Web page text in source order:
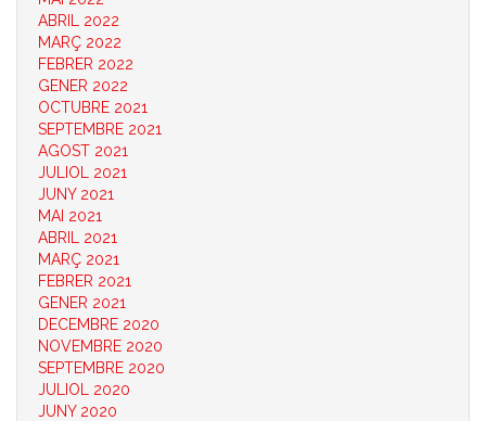
ABRIL 2022
MARÇ 2022
FEBRER 2022
GENER 2022
OCTUBRE 2021
SEPTEMBRE 2021
AGOST 2021
JULIOL 2021
JUNY 2021
MAI 2021
ABRIL 2021
MARÇ 2021
FEBRER 2021
GENER 2021
DECEMBRE 2020
NOVEMBRE 2020
SEPTEMBRE 2020
JULIOL 2020
JUNY 2020